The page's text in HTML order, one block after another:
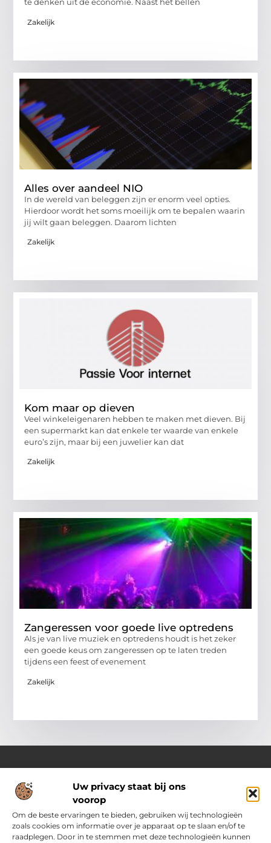
Uw privacy staat bij ons
voorop
Om de beste ervaringen te bieden, gebruiken wij technologieën
zoals cookies om informatie over je apparaat op te slaan en/of te
raadplegen. Door in te stemmen met deze technologieën kunnen
te denken uit de economie. Naast het bellen
Zakelijk
Alles over aandeel NIO
In de wereld van beleggen zijn er enorm veel opties.
Hierdoor wordt het soms moeilijk om te bepalen waarin
jij wilt gaan beleggen. Daarom lichten
Zakelijk
Kom maar op dieven
Veel winkeleigenaren hebben te maken met dieven. Bij
een supermarkt kan dat enkele ter waarde van enkele
euro’s zijn, maar bij een juwelier kan dat
Zakelijk
Zangeressen voor goede live optredens
Als je van live muziek en optredens houdt is het zeker
een goede keus om zangeressen op te laten treden
tijdens een feest of evenement
Zakelijk
Over Passievoorinternet
Jouw bron voor frisse ideeën en handige tips
Laat je inspireren door een gevarieerde selectie aan blogs en
artikelen vol praktische adviezen, slimme inzichten en
motiverende verhalen die je dagelijks leven nét dat beetje